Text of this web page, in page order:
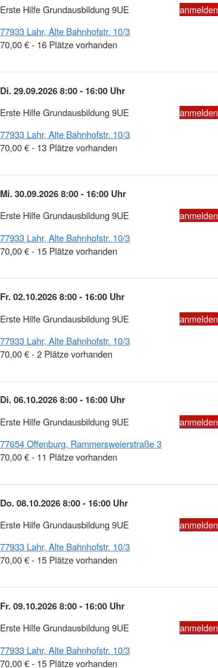
Erste Hilfe Grundausbildung 9UE
anmelden
77933 Lahr, Alte Bahnhofstr. 10/3
70,00 € - 16 Plätze vorhanden
Di. 29.09.2026 8:00 - 16:00 Uhr
Erste Hilfe Grundausbildung 9UE
anmelden
77933 Lahr, Alte Bahnhofstr. 10/3
70,00 € - 13 Plätze vorhanden
Mi. 30.09.2026 8:00 - 16:00 Uhr
Erste Hilfe Grundausbildung 9UE
anmelden
77933 Lahr, Alte Bahnhofstr. 10/3
70,00 € - 15 Plätze vorhanden
Fr. 02.10.2026 8:00 - 16:00 Uhr
Erste Hilfe Grundausbildung 9UE
anmelden
77933 Lahr, Alte Bahnhofstr. 10/3
70,00 € - 2 Plätze vorhanden
Di. 06.10.2026 8:00 - 16:00 Uhr
Erste Hilfe Grundausbildung 9UE
anmelden
77654 Offenburg, Rammersweierstraße 3
70,00 € - 11 Plätze vorhanden
Do. 08.10.2026 8:00 - 16:00 Uhr
Erste Hilfe Grundausbildung 9UE
anmelden
77933 Lahr, Alte Bahnhofstr. 10/3
70,00 € - 15 Plätze vorhanden
Fr. 09.10.2026 8:00 - 16:00 Uhr
Erste Hilfe Grundausbildung 9UE
anmelden
77933 Lahr, Alte Bahnhofstr. 10/3
70,00 € - 15 Plätze vorhanden